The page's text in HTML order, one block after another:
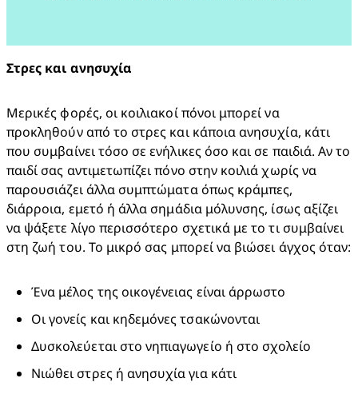
Στρες και ανησυχία
Μερικές φορές, οι κοιλιακοί πόνοι μπορεί να
προκληθούν από το στρες και κάποια ανησυχία, κάτι
που συμβαίνει τόσο σε ενήλικες όσο και σε παιδιά. Αν το
παιδί σας αντιμετωπίζει πόνο στην κοιλιά χωρίς να
παρουσιάζει άλλα συμπτώματα όπως κράμπες,
διάρροια, εμετό ή άλλα σημάδια μόλυνσης, ίσως αξίζει
να ψάξετε λίγο περισσότερο σχετικά με το τι συμβαίνει
στη ζωή του. Το μικρό σας μπορεί να βιώσει άγχος όταν:​
Ένα μέλος της οικογένειας είναι άρρωστο
Οι γονείς και κηδεμόνες τσακώνονται
Δυσκολεύεται στο νηπιαγωγείο ή στο σχολείο
Νιώθει στρες ή ανησυχία για κάτι​